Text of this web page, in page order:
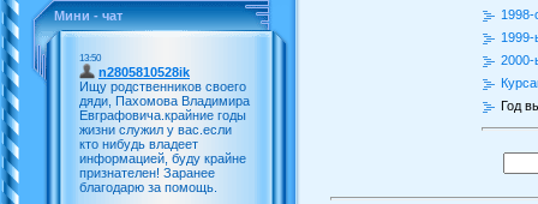
Мини - чат
1998-
2000-
Год